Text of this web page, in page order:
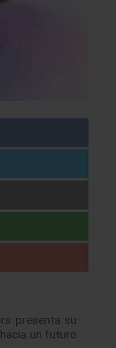
presenta su
un futuro